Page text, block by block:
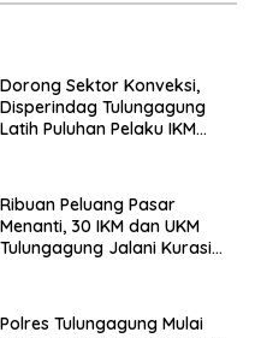
Dorong Sektor Konveksi,
Disperindag Tulungagung
Latih Puluhan Pelaku IKM
Ribuan Peluang Pasar
Menanti, 30 IKM dan UKM
Tulungagung Jalani Kurasi
Polres Tulungagung Mulai